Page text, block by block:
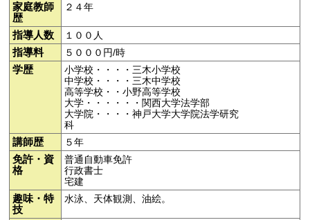
家庭教師
歴
２４年
指導人数 １００人
指導料 ５０００円/時
学歴
小学校・・・・三木小学校
中学校・・・・三木中学校
高等学校・・小野高等学校
大学・・・・・・関西大学法学部
大学院・・・・神戸大学大学院法学研究
科
講師歴 ５年
免許・資
格
普通自動車免許
行政書士
宅建
趣味・特
技
水泳、天体観測、油絵。